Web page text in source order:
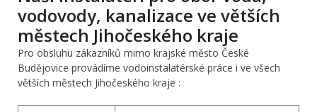
vodovody, kanalizace ve větších
městech Jihočeského kraje
Pro obsluhu zákazníků mimo krajské město České
Budějovice provádíme vodoinstalatérské práce i ve všech
větších městech Jihočeského kraje :